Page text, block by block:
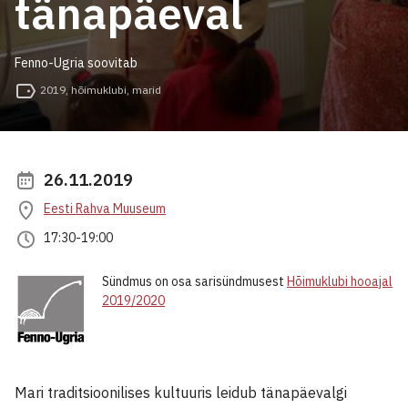
tänapäeval
Fenno-Ugria soovitab
2019,hõimuklubi, marid
Mari traditsioonilises kultuuris leidub tänapäevalgi
26.11.2019
Eesti Rahva Muuseum
17:30-19:00
Sündmus on osa sarisündmusest Hõimuklubi hooajal
2019/2020